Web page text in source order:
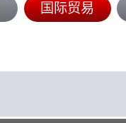
国际贸易